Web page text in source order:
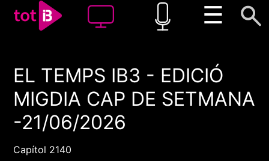
☰
00:00 00:00
1x
EL TEMPS IB3 - EDICIÓ
MIGDIA CAP DE SETMANA
-21/06/2026
Capítol 2140